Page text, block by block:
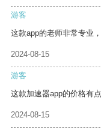
游客
这款app的老师非常专业
2024-08-15
游客
这款加速器app的价格有
2024-08-15